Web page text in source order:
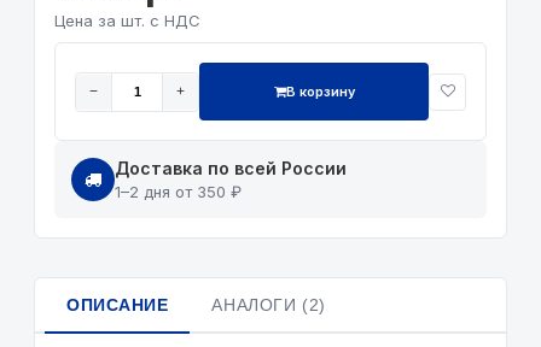
Цена за шт. с НДС
− + В корзину
Доставка по всей России
1–2 дня от 350 ₽
ОПИСАНИЕ АНАЛОГИ (2)